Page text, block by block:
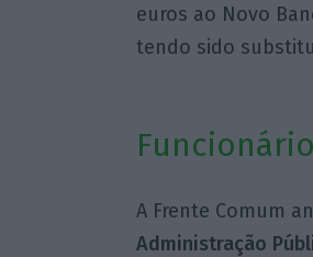
euros ao Novo
tendo sido
A Frente Comum
Administração